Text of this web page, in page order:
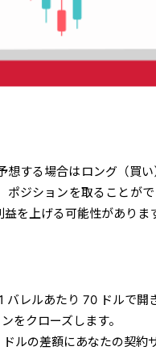
する場合はロング（買
ポジションを取ることが
を上げる可能性がありま
レルあたり 70 ドルで開
をクローズします。
ルの差額にあなたの契約